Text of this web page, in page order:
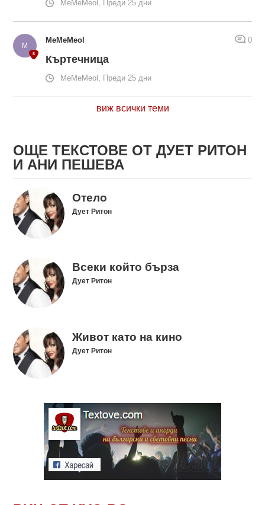
MeMeMeol, Преди 25 дни
MeMeMeol 0
Къртечница
MeMeMeol, Преди 25 дни
виж всички теми
ОЩЕ ТЕКСТОВЕ ОТ ДУЕТ РИТОН
И АНИ ПЕШЕВА
Отело
Дует Ритон
Всеки който бърза
Дует Ритон
Живот като на кино
Дует Ритон